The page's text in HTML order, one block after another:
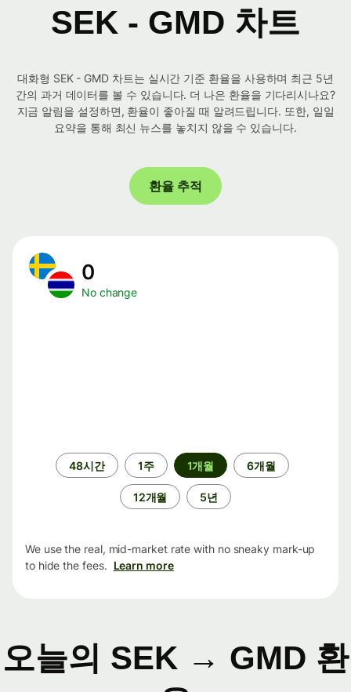
SEK - GMD 차트
대화형 SEK - GMD 차트는 실시간 기준 환율을 사용하며 최근 5년
간의 과거 데이터를 볼 수 있습니다. 더 나은 환율을 기다리시나요?
지금 알림을 설정하면, 환율이 좋아질 때 알려드립니다. 또한, 일일
요약을 통해 최신 뉴스를 놓치지 않을 수 있습니다.
환율 추적
0
No change
48시간 1주 1개월 6개월
12개월 5년
We use the real, mid-market rate with no sneaky mark-up
to hide the fees. Learn more
오늘의 SEK → GMD 환